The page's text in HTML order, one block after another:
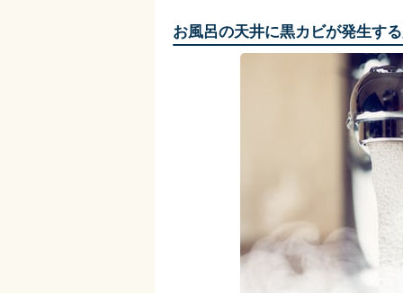
お風呂の天井に黒カビが発生す